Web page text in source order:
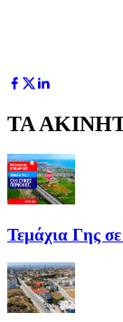
ΤΑ
Τεμάχια Γης